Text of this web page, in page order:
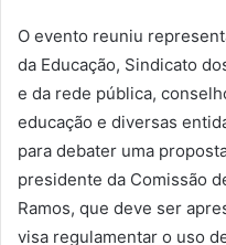
O evento reuniu
da Educação, Sindicato
e da rede pública,
educação e diversas
para debater uma
presidente da Comissão
Ramos, que deve ser
visa regulamentar o uso